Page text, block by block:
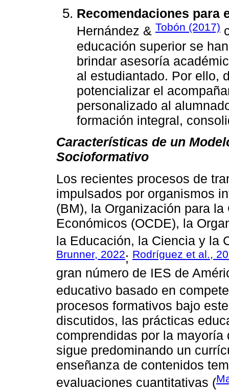
Recomendaciones para
Hernández & Tobón (2017)
educación superior se
brindar asesoría
al estudiantado. Por ello,
potencializar el
personalizado al
formación integral,
Características de un
Socioformativo
Los recientes procesos de
impulsados por organismos
(BM), la Organización para
Económicos (OCDE), la
la Educación, la Ciencia y la
Brunner, 2022; Rodríguez et al.,
gran número de IES de
educativo basado en
procesos formativos bajo
discutidos, las prácticas
comprendidas por la
sigue predominando un
enseñanza de contenidos
evaluaciones cuantitativas (